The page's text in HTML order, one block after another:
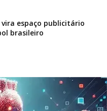
espaço publicitário
brasileiro